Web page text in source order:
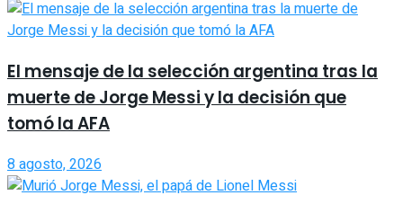
El mensaje de la selección argentina tras la
muerte de Jorge Messi y la decisión que
tomó la AFA
8 agosto, 2026